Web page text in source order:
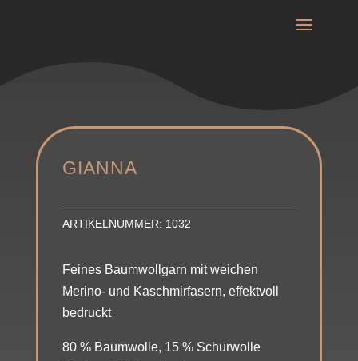
GIANNA
ARTIKELNUMMER: 1032
Feines Baumwollgarn mit weichen
Merino- und Kaschmirfasern, effektvoll
bedruckt
80 % Baumwolle, 15 % Schurwolle